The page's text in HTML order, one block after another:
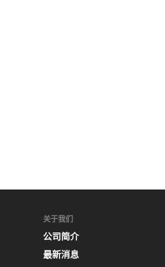
关于我们
公司简介
最新消息